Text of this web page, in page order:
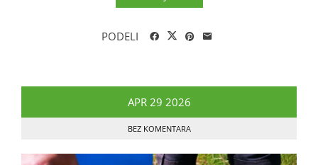
PODELI
APR 29 2026
BEZ KOMENTARA